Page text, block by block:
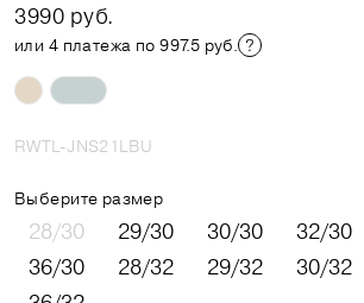
3990 руб.
или 4 платежа по 997.5 руб.
RWTL-JNS21LBU
Выберите размер
28/30 29/30 30/30 32/30
36/30
28/32 29/32 30/32